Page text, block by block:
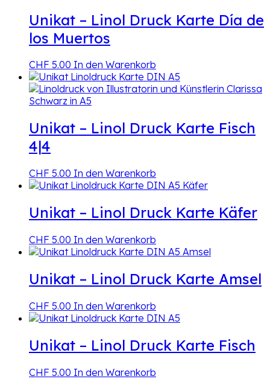
Unikat – Linol Druck Karte Día de
los Muertos
CHF 5.00 In den Warenkorb
Unikat – Linol Druck Karte Fisch
4|4
CHF 5.00 In den Warenkorb
Unikat – Linol Druck Karte Käfer
CHF 5.00 In den Warenkorb
Unikat – Linol Druck Karte Amsel
CHF 5.00 In den Warenkorb
Unikat – Linol Druck Karte Fisch
CHF 5.00 In den Warenkorb